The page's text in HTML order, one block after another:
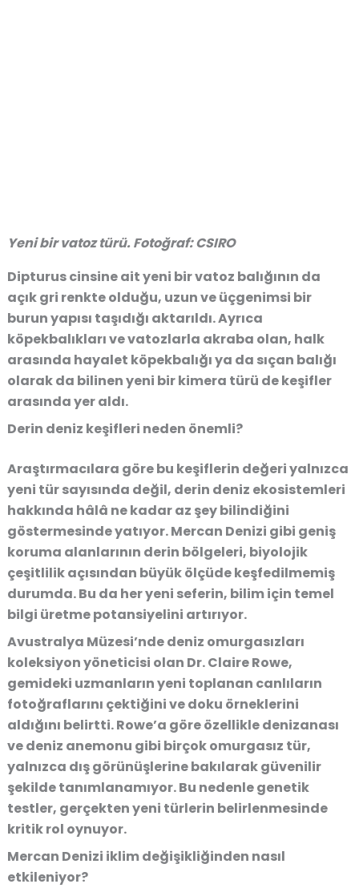
Yeni bir vatoz türü. Fotoğraf: CSIRO
Dipturus cinsine ait yeni bir vatoz balığının da
açık gri renkte olduğu, uzun ve üçgenimsi bir
burun yapısı taşıdığı aktarıldı. Ayrıca
köpekbalıkları ve vatozlarla akraba olan, halk
arasında hayalet köpekbalığı ya da sıçan balığı
olarak da bilinen yeni bir kimera türü de keşifler
arasında yer aldı.
Derin deniz keşifleri neden önemli?
Araştırmacılara göre bu keşiflerin değeri yalnızca
yeni tür sayısında değil, derin deniz ekosistemleri
hakkında hâlâ ne kadar az şey bilindiğini
göstermesinde yatıyor. Mercan Denizi gibi geniş
koruma alanlarının derin bölgeleri, biyolojik
çeşitlilik açısından büyük ölçüde keşfedilmemiş
durumda. Bu da her yeni seferin, bilim için temel
bilgi üretme potansiyelini artırıyor.
Avustralya Müzesi’nde deniz omurgasızları
koleksiyon yöneticisi olan Dr. Claire Rowe,
gemideki uzmanların yeni toplanan canlıların
fotoğraflarını çektiğini ve doku örneklerini
aldığını belirtti. Rowe’a göre özellikle denizanası
ve deniz anemonu gibi birçok omurgasız tür,
yalnızca dış görünüşlerine bakılarak güvenilir
şekilde tanımlanamıyor. Bu nedenle genetik
testler, gerçekten yeni türlerin belirlenmesinde
kritik rol oynuyor.
Mercan Denizi iklim değişikliğinden nasıl
etkileniyor?